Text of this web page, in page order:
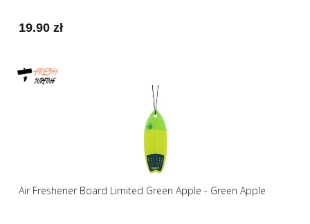
19.90 zł
Air Freshener Board Limited Green Apple - Green Apple